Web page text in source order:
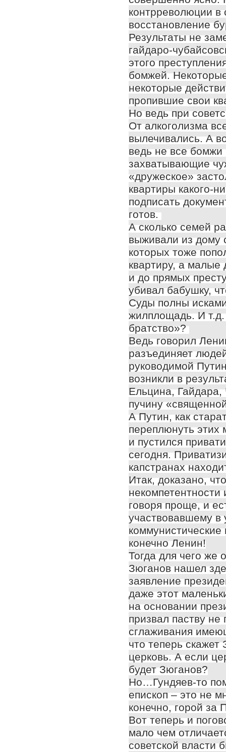
контрреволюции
восстановление
Результаты не
гайдаро-
этого
бомжей.
некоторые
пропившие свои
Но ведь при
От алкоголизма
вылечивались. А
ведь не все
захватывающие
«дружеское»
квартиры какого-
подписать
готов.
А сколько семей
выживали из дому
которых тоже
квартиру, а малые
и до прямых
убивал бабушку,
Суды полны
жилплощадь. И т.д.
братство»?
Ведь говорил
разъединяет
руководимой
возникли в
Ельцина, Гайдара,
пучину
А Путин, как
переплюнуть этих
и пустился
сегодня.
капстранах
Итак, доказано,
говоря проще, и
участвовавшему в
конечно Ленин!
Тогда для чего же
Зюганов нашел
заявление
даже этот
на основании
призвал паству не
сглаживания
что теперь
церковь. А если
будет Зюганов?
Но…Гундяев-то
епископ – это не
конечно, горой за
Вот теперь и
мало чем
советской власти